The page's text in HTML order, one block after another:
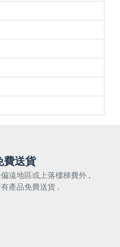
費送貨
偏遠地區或上落樓梯費外 ,
產品免費送貨 .